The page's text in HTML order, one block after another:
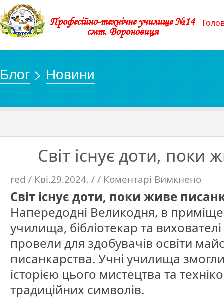
Професійно-технічне училище №14
смт. Вороновиця
Блог>Новини
Світ існує доти, поки
red / Кві.29.2024. / / Коментарі ВимкненоСвіт
доти,
поки
писанка!
Світ існує доти, поки живе
Напередодні Великодня, в
училища, бібліотекар та вихователі
провели для здобувачів освіти
писанкарства. Учні училища
історією цього мистецтва та
традиційних символів.